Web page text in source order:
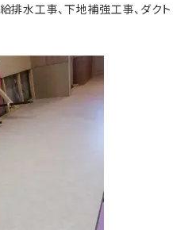
排水工事、下地補強工事、ダクト